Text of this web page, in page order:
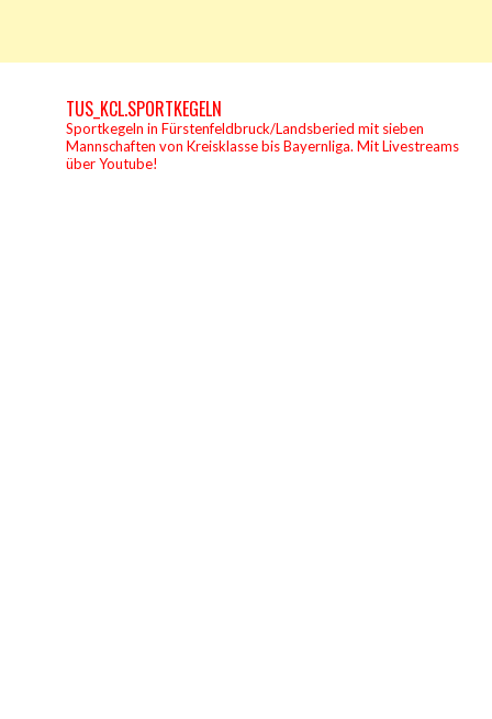
TUS_KCL.SPORTKEGELN
Sportkegeln in Fürstenfeldbruck/Landsberied mit sieben
Mannschaften von Kreisklasse bis Bayernliga. Mit Livestreams
über Youtube!